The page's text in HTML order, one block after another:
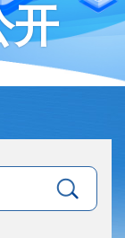
开